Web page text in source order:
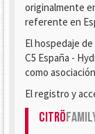
originalmente
referente en
El hospedaje
C5 España -
como
El registro y
Citrö